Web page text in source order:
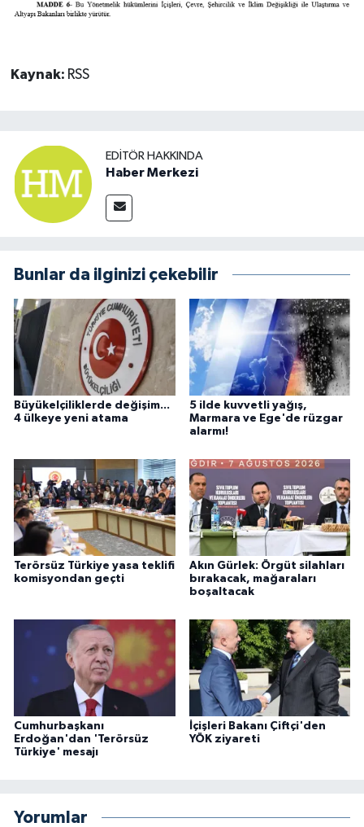
Kaynak: RSS
EDITÖR HAKKINDA
Haber Merkezi
Bunlar da ilginizi çekebilir
Büyükelçiliklerde değişim...
4 ülkeye yeni atama
5 ilde kuvvetli yağış,
Marmara ve Ege'de rüzgar
alarmı!
Terörsüz Türkiye yasa teklifi
komisyondan geçti
Akın Gürlek: Örgüt silahları
bırakacak, mağaraları
boşaltacak
Cumhurbaşkanı
Erdoğan'dan 'Terörsüz
Türkiye' mesajı
İçişleri Bakanı Çiftçi'den
YÖK ziyareti
Yorumlar